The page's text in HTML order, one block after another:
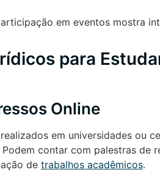
em eventos mostra
para
Online
em universidades ou
contar com palestras de
de trabalhos acadêmicos.